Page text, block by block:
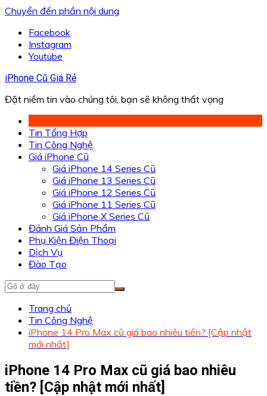
Chuyển đến phần nội dung
Facebook
Instagram
Youtube
iPhone Cũ Giá Rẻ
Đặt niềm tin vào chúng tôi, bạn sẽ không thất vọng
Tin Tổng Hợp
Tin Công Nghệ
Giá iPhone Cũ
Giá iPhone 14 Series Cũ
Giá iPhone 13 Series Cũ
Giá iPhone 12 Series Cũ
Giá iPhone 11 Series Cũ
Giá iPhone X Series Cũ
Đánh Giá Sản Phẩm
Phụ Kiện Điện Thoại
Dịch Vụ
Đào Tạo
Trang chủ
Tin Công Nghệ
iPhone 14 Pro Max cũ giá bao nhiêu tiền? [Cập nhật
mới nhất]
iPhone 14 Pro Max cũ giá bao nhiêu
tiền? [Cập nhật mới nhất]